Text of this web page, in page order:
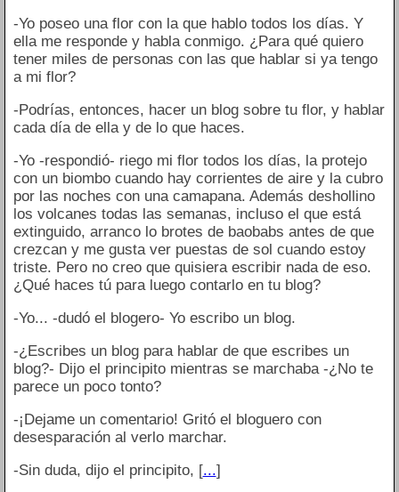
-Yo poseo una flor con la que hablo todos los días. Y
ella me responde y habla conmigo. ¿Para qué quiero
tener miles de personas con las que hablar si ya tengo
a mi flor?
-Podrías, entonces, hacer un blog sobre tu flor, y hablar
cada día de ella y de lo que haces.
-Yo -respondió- riego mi flor todos los días, la protejo
con un biombo cuando hay corrientes de aire y la cubro
por las noches con una camapana. Además deshollino
los volcanes todas las semanas, incluso el que está
extinguido, arranco lo brotes de baobabs antes de que
crezcan y me gusta ver puestas de sol cuando estoy
triste. Pero no creo que quisiera escribir nada de eso.
¿Qué haces tú para luego contarlo en tu blog?
-Yo... -dudó el blogero- Yo escribo un blog.
-¿Escribes un blog para hablar de que escribes un
blog?- Dijo el principito mientras se marchaba -¿No te
parece un poco tonto?
-¡Dejame un comentario! Gritó el bloguero con
desesparación al verlo marchar.
-Sin duda, dijo el principito, [...]